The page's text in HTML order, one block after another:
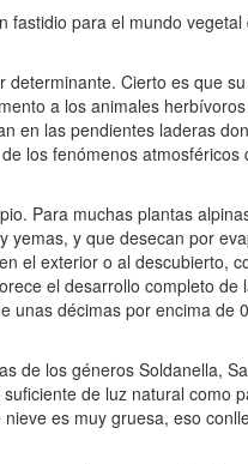
para el mundo vegetal
Cierto es que
a los animales
en las pendientes laderas
los fenómenos
Para muchas plantas
y que desecan por
el exterior o al descubierto,
el desarrollo completo de
unas décimas por encima de
de los géneros Soldanella,
de luz natural como
es muy gruesa, eso